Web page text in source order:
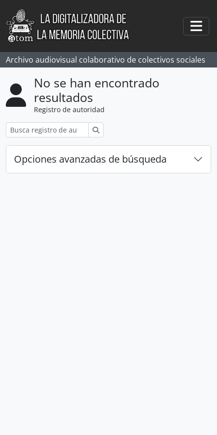
Skip to main content
Archivo audiovisual colaborativo de colectivos sociales
No se han encontrado
resultados
Registro de autoridad
Opciones avanzadas de búsqueda